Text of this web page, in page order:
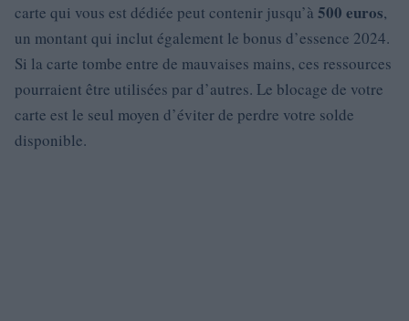
carte qui vous est dédiée peut contenir jusqu’à 500 euros,
un montant qui inclut également le bonus d’essence 2024.
Si la carte tombe entre de mauvaises mains, ces ressources
pourraient être utilisées par d’autres. Le blocage de votre
carte est le seul moyen d’éviter de perdre votre solde
disponible.